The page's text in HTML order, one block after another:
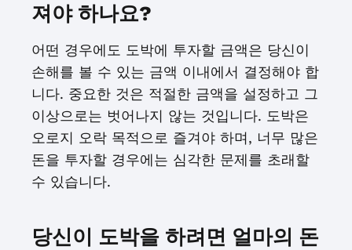
져야 하나요?
어떤 경우에도 도박에 투자할 금액은 당신이
손해를 볼 수 있는 금액 이내에서 결정해야 합
니다. 중요한 것은 적절한 금액을 설정하고 그
이상으로는 벗어나지 않는 것입니다. 도박은
오로지 오락 목적으로 즐겨야 하며, 너무 많은
돈을 투자할 경우에는 심각한 문제를 초래할
수 있습니다.
당신이 도박을 하려면 얼마의 돈